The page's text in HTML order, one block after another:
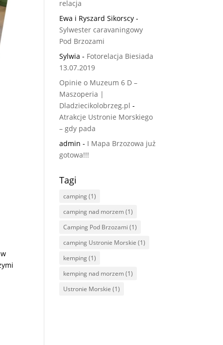
relacja
Ewa i Ryszard Sikorscy -
Sylwester caravaningowy
Pod Brzozami
Sylwia - Fotorelacja Biesiada
13.07.2019
Opinie o Muzeum 6 D –
Maszoperia |
Dladziecikolobrzeg.pl -
Atrakcje Ustronie Morskiego
– gdy pada
admin - I Mapa Brzozowa już
gotowa!!!
Tagi
camping(1)
camping nad morzem(1)
Camping Pod Brzozami (1)
camping Ustronie Morskie (1)
kemping(1)
kemping nad morzem(1)
Ustronie Morskie (1)